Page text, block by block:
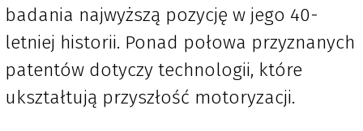
badania najwyższą pozycję w jego 40-
letniej historii. Ponad połowa przyznanych
patentów dotyczy technologii, które
ukształtują przyszłość motoryzacji.